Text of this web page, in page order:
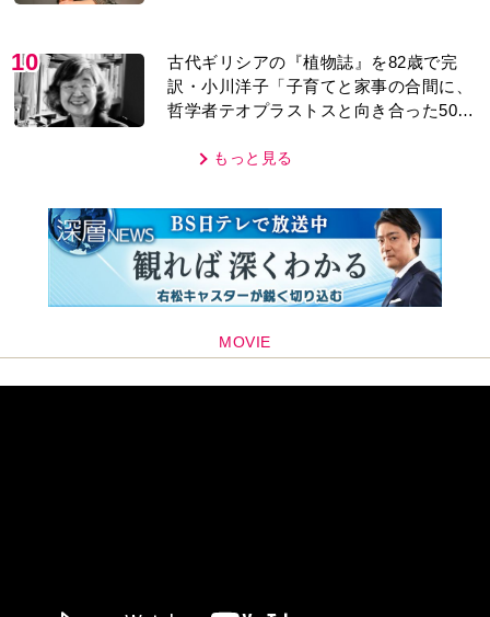
10
古代ギリシアの『植物誌』を82歳で完
訳・小川洋子「子育てと家事の合間に、
哲学者テオプラストスと向き合った50
もっと見る
MOVIE